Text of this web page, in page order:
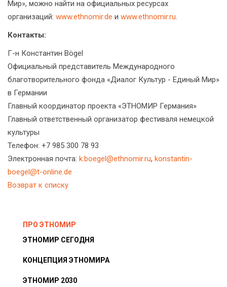
Мир», можно найти на официальных ресурсах
организаций: www.ethnomir.de и www.ethnomir.ru.
Контакты:
Г-н Константин Bögel
Официальный представитель Международного
благотворительного фонда «Диалог Культур - Единый Мир»
в Германии
Главный координатор проекта «ЭТНОМИР Германия»
Главный ответственный организатор фестиваля немецкой
культуры
Телефон: +7 985 300 78 93
Электронная почта: k.boegel@ethnomir.ru, konstantin-
boegel@t-online.de
Возврат к списку
ПРО ЭТНОМИР
ЭТНОМИР СЕГОДНЯ
КОНЦЕПЦИЯ ЭТНОМИРА
ЭТНОМИР 2030